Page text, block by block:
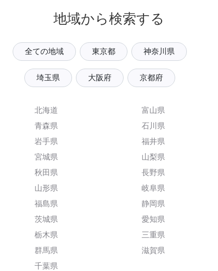
地域から検索する
全ての地域 東京都 神奈川県
埼玉県 大阪府 京都府
北海道
青森県
岩手県
宮城県
秋田県
山形県
福島県
茨城県
栃木県
群馬県
千葉県
富山県
石川県
福井県
山梨県
長野県
岐阜県
静岡県
愛知県
三重県
滋賀県